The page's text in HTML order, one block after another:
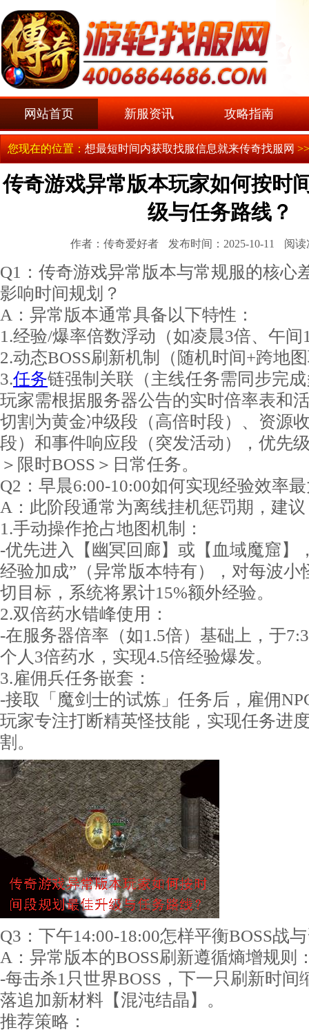
网站首页 新服资讯 攻略指南
您现在的位置：想最短时间内获取找服信息就来传奇找服网
传奇游戏异常版本玩家如何按时
级与任务路线？
作者：传奇爱好者 发布时间：2025-10-11 阅读
Q1：传奇游戏异常版本与常规服的核心
影响时间规划？
A：异常版本通常具备以下特性：
1.经验/爆率倍数浮动（如凌晨3倍、午间
2.动态BOSS刷新机制（随机时间+跨地
3.任务链强制关联（主线任务需同步完
玩家需根据服务器公告的实时倍率表和
切割为黄金冲级段（高倍时段）、资源
段）和事件响应段（突发活动），优先
＞限时BOSS＞日常任务。
Q2：早晨6:00-10:00如何实现经验效率
A：此阶段通常为离线挂机惩罚期，建
1.手动操作抢占地图机制：
-优先进入【幽冥回廊】或【血域魔窟】
经验加成”（异常版本特有），对每波小
切目标，系统将累计15%额外经验。
2.双倍药水错峰使用：
-在服务器倍率（如1.5倍）基础上，于
个人3倍药水，实现4.5倍经验爆发。
3.雇佣兵任务嵌套：
-接取「魔剑士的试炼」任务后，雇佣
玩家专注打断精英怪技能，实现任务进
割。
Q3：下午14:00-18:00怎样平衡BOSS战
A：异常版本的BOSS刷新遵循熵增规则
-每击杀1只世界BOSS，下一只刷新时间
落追加新材料【混沌结晶】。
推荐策略：